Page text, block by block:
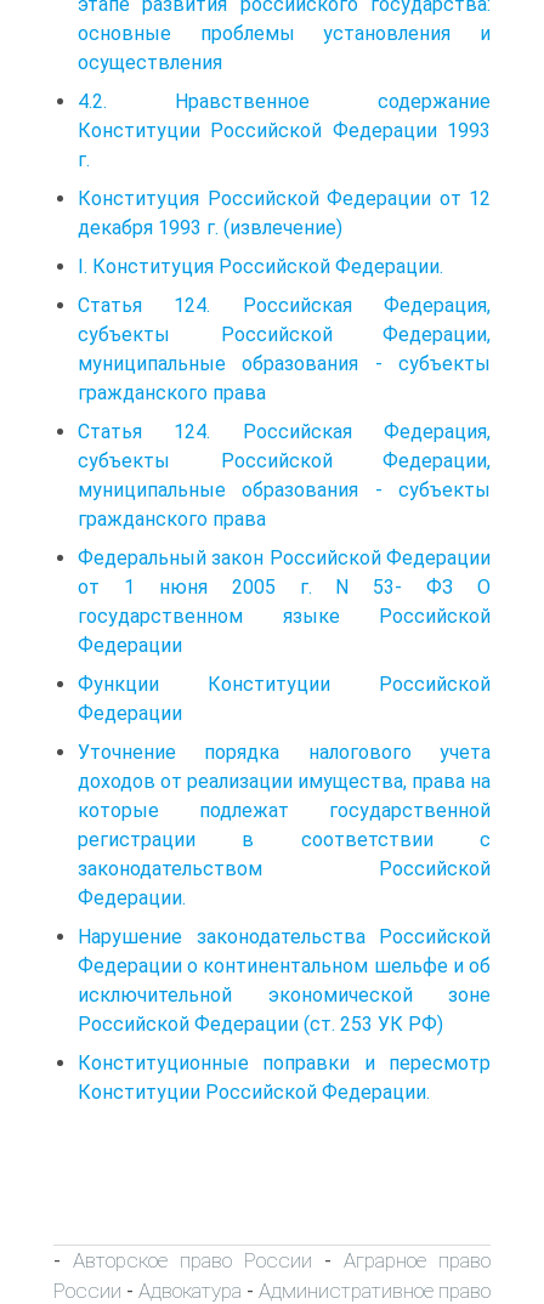
основные проблемы установления и
осуществления
4.2. Нравственное содержание
Конституции Российской Федерации 1993
г.
Конституция Российской Федерации от 12
декабря 1993 г. (извлечение)
I. Конституция Российской Федерации.
Статья 124. Российская Федерация,
субъекты Российской Федерации,
муниципальные образования - субъекты
гражданского права
Статья 124. Российская Федерация,
субъекты Российской Федерации,
муниципальные образования - субъекты
гражданского права
Федеральный закон Российской Федерации
от 1 нюня 2005 г. N 53- ФЗ О
государственном языке Российской
Федерации
Функции Конституции Российской
Федерации
Уточнение порядка налогового учета
доходов от реализации имущества, права на
которые подлежат государственной
регистрации в соответствии с
законодательством Российской
Федерации.
Нарушение законодательства Российской
Федерации о континентальном шельфе и об
исключительной экономической зоне
Российской Федерации (ст. 253 УК РФ)
Конституционные поправки и пересмотр
Конституции Российской Федерации.
- Авторское право России - Аграрное право
России - Адвокатура - Административное право